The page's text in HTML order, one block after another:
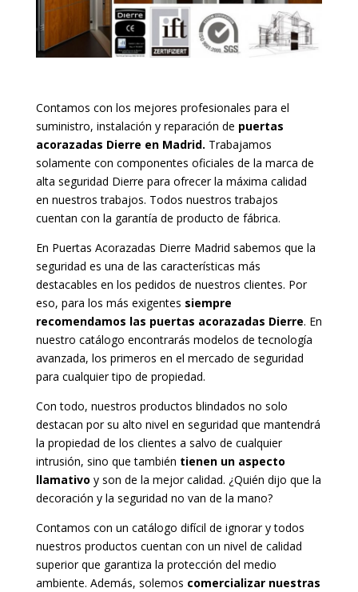
Contamos con los mejores profesionales para el
suministro, instalación y reparación de puertas
acorazadas Dierre en Madrid. Trabajamos
solamente con componentes oficiales de la marca de
alta seguridad Dierre para ofrecer la máxima calidad
en nuestros trabajos. Todos nuestros trabajos
cuentan con la garantía de producto de fábrica.
En Puertas Acorazadas Dierre Madrid sabemos que la
seguridad es una de las características más
destacables en los pedidos de nuestros clientes. Por
eso, para los más exigentes siempre
recomendamos las puertas acorazadas Dierre. En
nuestro catálogo encontrarás modelos de tecnología
avanzada, los primeros en el mercado de seguridad
para cualquier tipo de propiedad.
Con todo, nuestros productos blindados no solo
destacan por su alto nivel en seguridad que mantendrá
la propiedad de los clientes a salvo de cualquier
intrusión, sino que también tienen un aspecto
llamativo y son de la mejor calidad. ¿Quién dijo que la
decoración y la seguridad no van de la mano?
Contamos con un catálogo difícil de ignorar y todos
nuestros productos cuentan con un nivel de calidad
superior que garantiza la protección del medio
ambiente. Además, solemos comercializar nuestras